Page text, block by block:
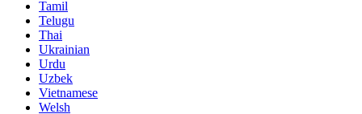
Tamil
Telugu
Thai
Ukrainian
Urdu
Uzbek
Vietnamese
Welsh